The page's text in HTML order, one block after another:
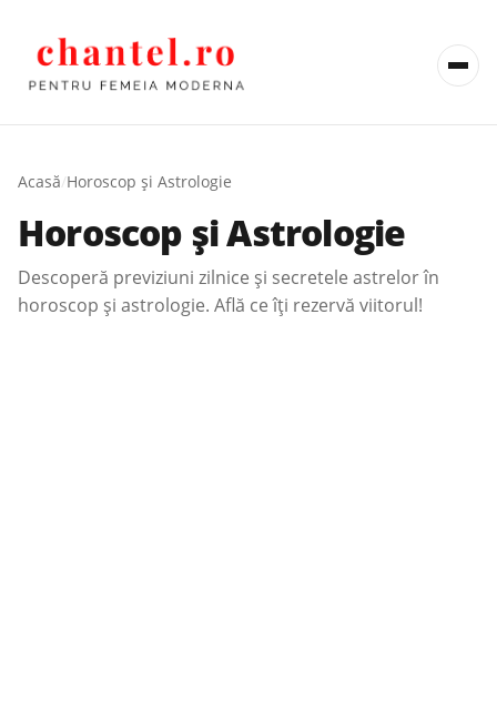
Acasă/Horoscop și Astrologie
Horoscop și Astrologie
Descoperă previziuni zilnice și secretele astrelor în
horoscop și astrologie. Află ce îți rezervă viitorul!